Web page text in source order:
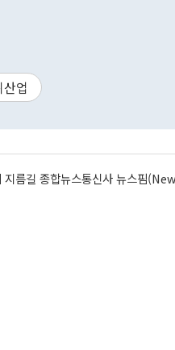
업
지름길 종합뉴스통신사 뉴스핌